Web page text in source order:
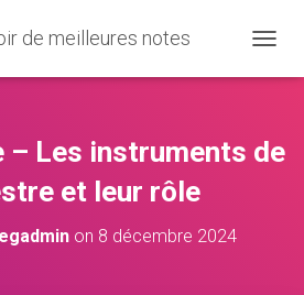
de meilleures notes
U
I
R
– Les instruments de
et leur rôle
on 8 décembre 2024